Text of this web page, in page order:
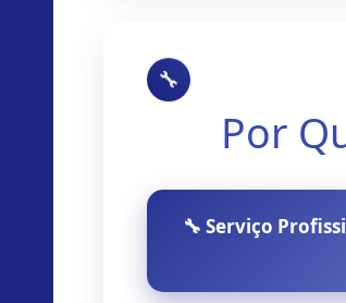
🔧
Por
🔧 Serviço